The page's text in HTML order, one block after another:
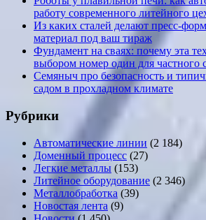
работу современного литейного
Из каких сталей делают пресс-
материал под ваш тираж
Фундамент на сваях: почему эта
выбором номер один для частного
Семяныч про безопасность и
садом в прохладном климате
Рубрики
Автоматические линии (2 184)
Доменный процесс (27)
Легкие металлы (153)
Литейное оборудование (2 346)
Металлобработка (39)
Новостая лента (9)